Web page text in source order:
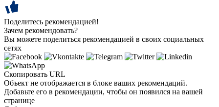
Поделитесь рекомендацией!
Зачем рекомендовать?
Вы можете поделиться рекомендацией в своих социальных
сетях
Скопировать URL
Объект не отображается в блоке ваших рекомендаций.
Добавьте его в рекомендации, чтобы он появился на вашей
странице